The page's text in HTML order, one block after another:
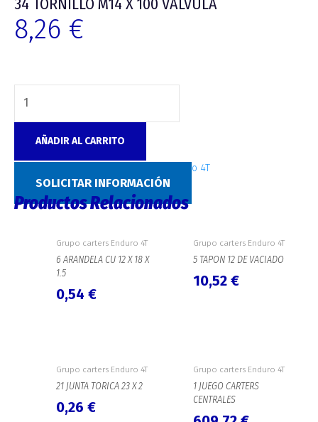
34 TORNILLO M14 X 100 VALVULA
8,26 €
AÑADIR AL CARRITO
Grupo carters Enduro 4T
SOLICITAR INFORMACIÓN
Productos Relacionados
Grupo carters Enduro 4T
6 ARANDELA CU 12 X 18 X
1.5
0,54 €
Grupo carters Enduro 4T
5 TAPON 12 DE VACIADO
10,52 €
Grupo carters Enduro 4T
21 JUNTA TORICA 23 X 2
0,26 €
Grupo carters Enduro 4T
1 JUEGO CARTERS
CENTRALES